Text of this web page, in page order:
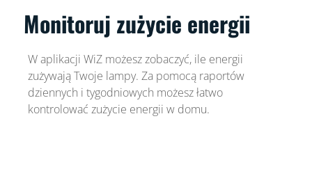
Monitoruj zużycie energii
W aplikacji WiZ możesz zobaczyć, ile energii
zużywają Twoje lampy. Za pomocą raportów
dziennych i tygodniowych możesz łatwo
kontrolować zużycie energii w domu.